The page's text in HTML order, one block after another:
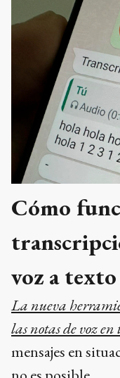
Cómo
voz a
La nueva
las notas de voz en
mensajes en